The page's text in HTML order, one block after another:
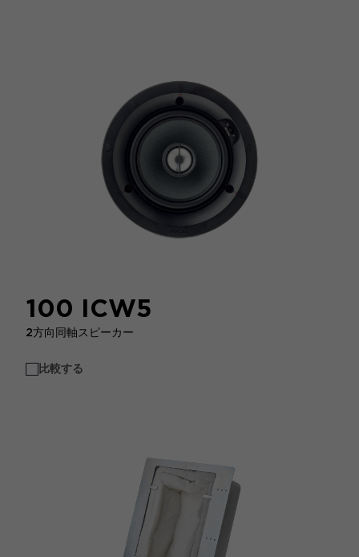
100 ICW5
2方向同軸スピーカー
比較する